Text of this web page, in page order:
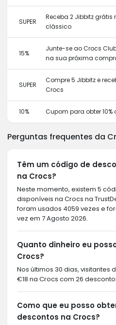
SUPER
Receba 2 Jibbitz
clássico
15%
Junte-se ao Crocs
na sua próxima
SUPER
Compre 5 Jibbitz e
Crocs
10% Cupom para obter 10%
Perguntas frequentes da
Têm um código de
na Crocs?
Neste momento, existem 5
disponíveis na Crocs na
foram usados 4059 vezes e
vez em 7 Agosto 2026.
Quanto dinheiro eu
Crocs?
Nos últimos 30 dias, visitantes
€18 na Crocs com 26
Como que eu posso
descontos na Crocs?